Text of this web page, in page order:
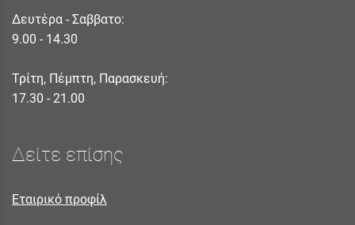
Δευτέρα - Σαββατο:
9.00 - 14.30
Τρίτη, Πέμπτη, Παρασκευή:
17.30 - 21.00
Δείτε επίσης
Εταιρικό προφίλ